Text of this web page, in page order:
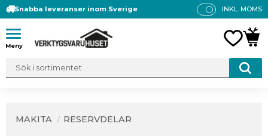
Meny
Snabba leveranser inom Sverige
P
INKL. MOMS
MAKITA RESERVDELAR